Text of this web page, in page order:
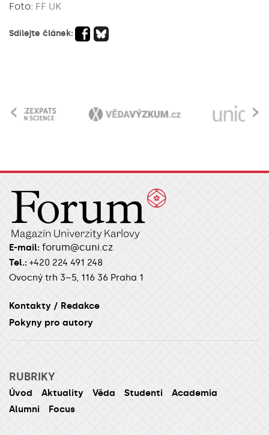
Foto: FF UK
Sdílejte článek:
›
‹
E-mail: forum@cuni.cz
Tel.: +420 224 491 248
Ovocný trh 3–5, 116 36 Praha 1
Kontakty / Redakce
Pokyny pro autory
RUBRIKY
Úvod Aktuality Věda Studenti
Academia
Alumni
Focus